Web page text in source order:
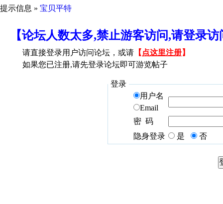
提示信息 » 宝贝平特
【论坛人数太多,禁止游客访问,请登录
请直接登录用户访问论坛，或请 【 点这里注册】
如果您已注册,请先登录论坛即可游览帖子
登录
用户名
Email
密 码
隐身登录
是 否